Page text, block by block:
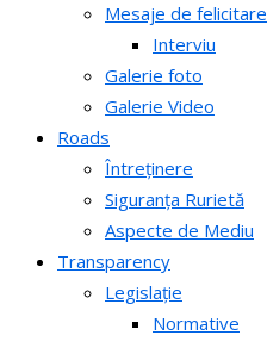
Mesaje de felicitare
Interviu
Galerie foto
Galerie Video
Roads
Întreținere
Siguranța Rurietă
Aspecte de Mediu
Transparency
Legislație
Normative